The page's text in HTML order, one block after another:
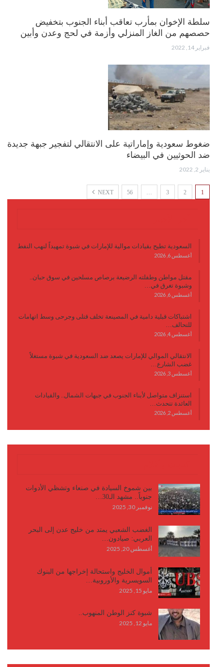
سلطة الإخوان بمأرب تعاقب أبناء الجنوب بتخفيض
حصصهم من الغاز المنزلي وأزمة في لحج وعدن وأبين
فبراير 14, 2022
ضغوط سعودية وإماراتية على الانتقالي لتفجير جبهة جديدة
ضد الحوثيين في البيضاء
يناير 2, 2022
1
2
3
56
NEXT
السعودية تطيح بقيادات موالية للإمارات في شبوة تمهيداً لنهب النفط
أغسطس 6, 2026
مقتل مواطن وطفلته الرضيعة برصاص مسلحين في سوق حبان..
وشبوة تغرق في…
أغسطس 6, 2026
اشتباكات قبلية دامية في المصينعة تخلف قتلى وجرحى وسط اتهامات
للتحالف…
أغسطس 4, 2026
الانتقالي الموالي للإمارات يصعد ضد السعودية في شبوة مستغلاً
غضب الشارع…
أغسطس 3, 2026
استنزاف متواصل لأبناء الجنوب في جبهات الشمال.. والقيادات
العائدة تتحدث…
أغسطس 2, 2026
بين شموخ السيادة في صنعاء وتشظي الأدوات
جنوباً.. مشهد الـ30…
نوفمبر 30, 2025
الغضب الشعبي يمتد من خليج عدن إلى البحر
العربي: صيادون…
أغسطس 20, 2025
أموال الخليج واستحالة إخراجها من البنوك
السويسرية والأوروبية…
مايو 15, 2025
شبوة كنز الوطن المنهوب..
مايو 12, 2025